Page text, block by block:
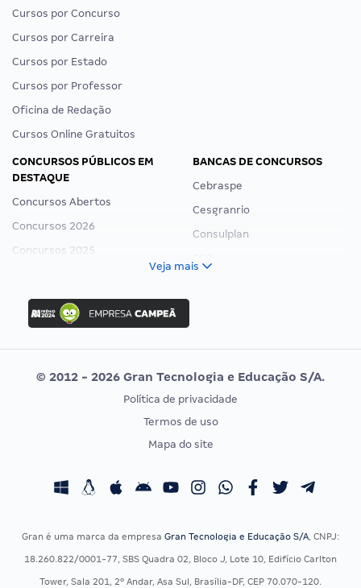
Cursos por Concurso
Cursos por Carreira
Cursos por Estado
Cursos por Professor
Oficina de Redação
Cursos Online Gratuitos
CONCURSOS PÚBLICOS EM
DESTAQUE
Concursos Abertos
Concursos 2026
Concursos 2025
Concurso Ibama
Concurso MPU
Editais publicados
BANCAS DE CONCURSOS
Cebraspe
Cesgranrio
Consulplan
Vunesp
CONCURSOS POR PROFISSÃO
Concursos Fiscais
EXAME DE ORDEM
Calendário OAB
Veja mais
© 2012 - 2026 Gran Tecnologia e Educação S/A.
Política de privacidade
Termos de uso
Mapa do site
Gran é uma marca da empresa Gran Tecnologia e Educação S/A, CNPJ:
18.260.822/0001-77, SBS Quadra 02, Bloco J, Lote 10, Edifício Carlton
Tower, Sala 201, 2º Andar, Asa Sul, Brasília-DF, CEP 70.070-120.